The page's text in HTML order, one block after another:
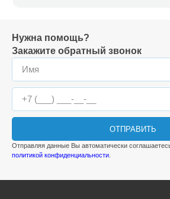
Нужна помощь?
Закажите обратный звонок
ОТПРАВИТЬ
Отправляя данные Вы автоматически
политикой конфиденциальности